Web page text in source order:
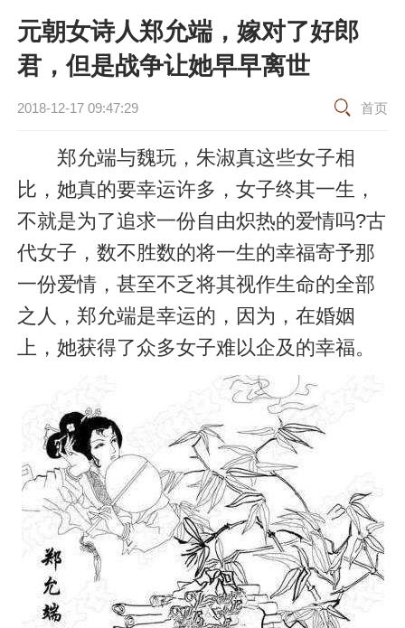
元朝女诗人郑允端，嫁对了好郎
君，但是战争让她早早离世
2018-12-17 09:47:29 首页
郑允端与魏玩，朱淑真这些女子相
比，她真的要幸运许多，女子终其一生，
不就是为了追求一份自由炽热的爱情吗?古
代女子，数不胜数的将一生的幸福寄予那
一份爱情，甚至不乏将其视作生命的全部
之人，郑允端是幸运的，因为，在婚姻
上，她获得了众多女子难以企及的幸福。